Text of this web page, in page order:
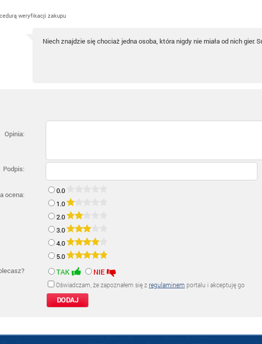
weryfikacji zakupu
Niech znajdzie się chociaż jedna osoba, która nigdy nie miała od nich gier.
Opinia:
Podpis:
ocena:
0.0
1.0
2.0
3.0
4.0
5.0
TAK NIE
Oświadczam, że zapoznałem się z regulaminem portalu i akceptuję go